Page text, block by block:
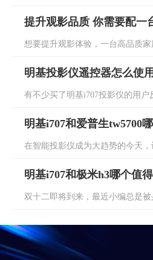
提升观影品质 你需要配一
想要提升观影体验，一台高品质
明基投影仪遥控器怎么使
有不少买了明基i707投影仪的用
明基i707和爱普生tw5700
在智能投影仪成为大趋势的今天
明基i707和极米h3哪个值
双十二即将到来，最近小编总是